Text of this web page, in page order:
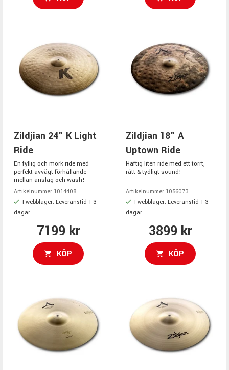
Zildjian 24" K Light
Ride
En fyllig och mörk ride med
perfekt avvägt förhållande
mellan anslag och wash!
Artikelnummer 1014408
I webblager. Leveranstid 1-3
dagar
7199 kr
KÖP
Zildjian 18" A
Uptown Ride
Häftig liten ride med ett torrt,
rått & tydligt sound!
Artikelnummer 1056073
I webblager. Leveranstid 1-3
dagar
3899 kr
KÖP